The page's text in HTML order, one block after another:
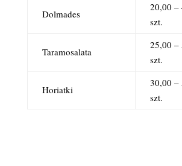
Dolmades
20,00 –
szt.
Taramosalata
25,00 –
szt.
Horiatki
30,00 –
szt.